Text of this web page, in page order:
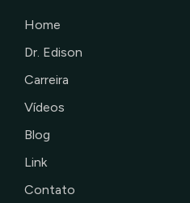
Home
Dr. Edison
Carreira
Vídeos
Blog
Link
Contato